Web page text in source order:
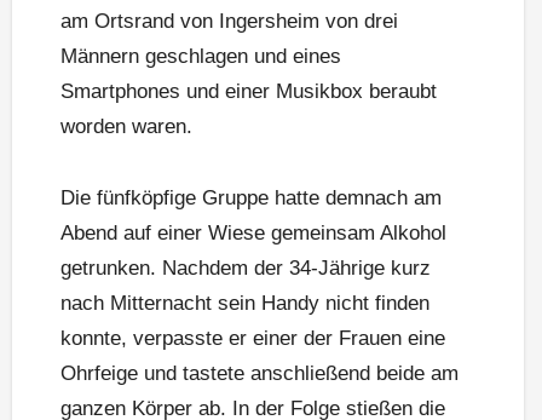
am Ortsrand von Ingersheim von drei
Männern geschlagen und eines
Smartphones und einer Musikbox beraubt
worden waren.
Die fünfköpfige Gruppe hatte demnach am
Abend auf einer Wiese gemeinsam Alkohol
getrunken. Nachdem der 34-Jährige kurz
nach Mitternacht sein Handy nicht finden
konnte, verpasste er einer der Frauen eine
Ohrfeige und tastete anschließend beide am
ganzen Körper ab. In der Folge stießen die